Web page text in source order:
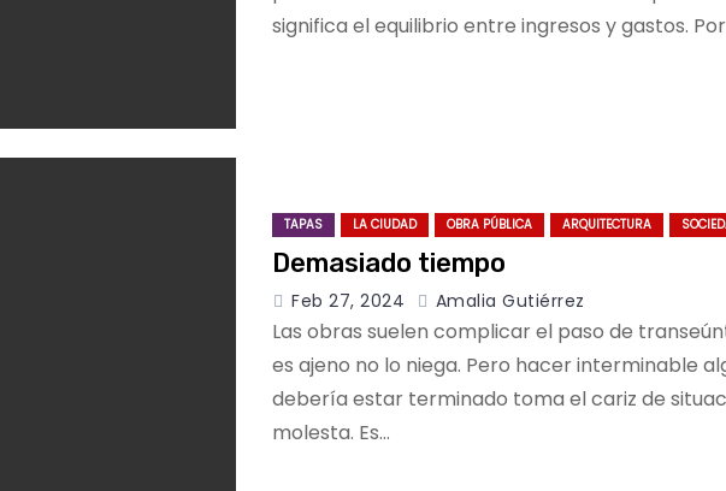
significa el equilibrio entre ingresos y gastos.
TAPAS LA CIUDAD OBRA PÚBLICA ARQUITECTURA
Demasiado tiempo
Feb 27, 2024 Amalia Gutiérrez
Las obras suelen complicar el paso de
es ajeno no lo niega. Pero hacer interminable
debería estar terminado toma el cariz de
molesta. Es…